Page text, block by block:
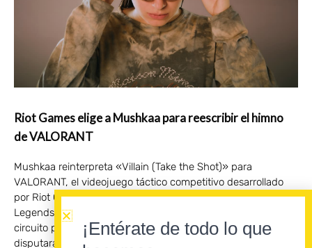
Riot Games elige a Mushkaa para reescribir el himno
de VALORANT
Mushkaa reinterpreta «Villain (Take the Shot)» para
VALORANT, el videojuego táctico competitivo desarrollado
por Riot Games, compañía creadora de «League of
Legends» . El remix acompañará las finales regionales del
circuito profesional de VALORANT Champions Tour, que se
disputarán en Badalona del 28 al 30 de agosto.
¡Entérate de todo lo que